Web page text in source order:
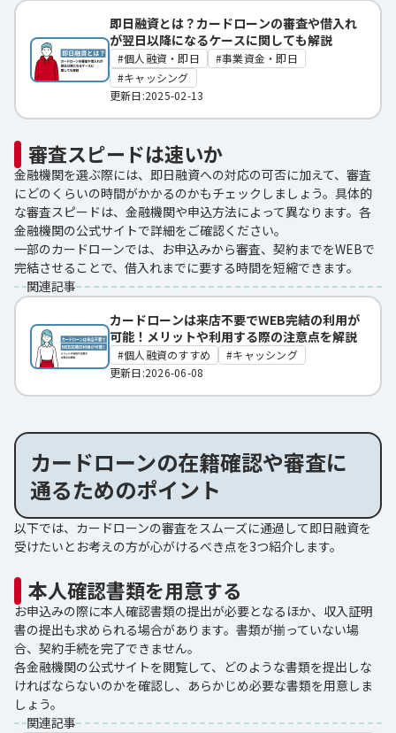
即日融資とは？カードローンの審査や借入れ
が翌日以降になるケースに関しても解説
個人融資・即日
事業資金・即日
キャッシング
更新日:2025-02-13
審査スピードは速いか
金融機関を選ぶ際には、即日融資への対応の可否に加えて、審査
にどのくらいの時間がかかるのかもチェックしましょう。具体的
な審査スピードは、金融機関や申込方法によって異なります。各
金融機関の公式サイトで詳細をご確認ください。
一部のカードローンでは、お申込みから審査、契約までをWEBで
完結させることで、借入れまでに要する時間を短縮できます。
関連記事
カードローンは来店不要でWEB完結の利用が
可能！メリットや利用する際の注意点を解説
個人融資のすすめ
キャッシング
更新日:2026-06-08
カードローンの在籍確認や審査に
通るためのポイント
以下では、カードローンの審査をスムーズに通過して即日融資を
受けたいとお考えの方が心がけるべき点を3つ紹介します。
本人確認書類を用意する
お申込みの際に本人確認書類の提出が必要となるほか、収入証明
書の提出も求められる場合があります。書類が揃っていない場
合、契約手続を完了できません。
各金融機関の公式サイトを閲覧して、どのような書類を提出しな
ければならないのかを確認し、あらかじめ必要な書類を用意しま
しょう。
関連記事